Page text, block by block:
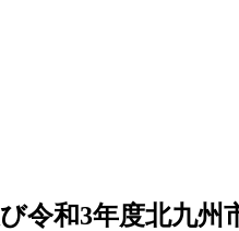
令和3年度北九